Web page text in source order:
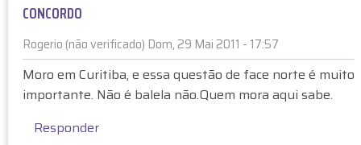
n
o
v
r
d
r
o
(
n
R
T
E
-
M
CONCORDO
Rogerio (não verificado) Dom, 29 Mai 2011 - 17:57
E
m
r
Moro em Curitiba, e essa questão de face norte é muito
importante. Não é balela não.Quem mora aqui sabe.
Responder